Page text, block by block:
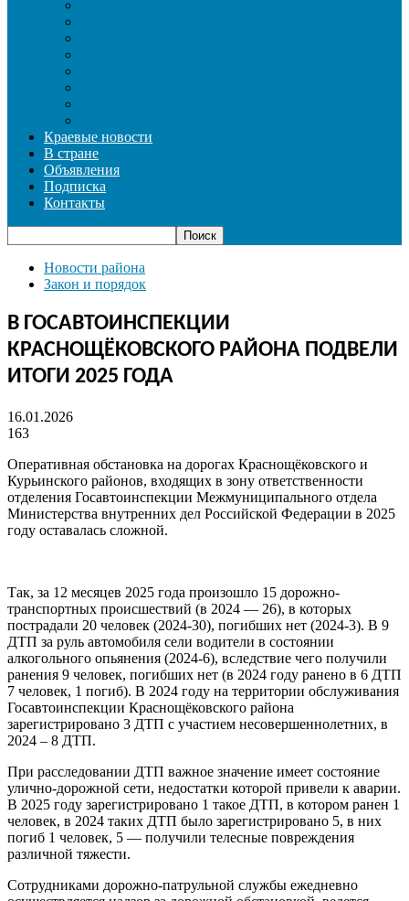
Краевые новости
В стране
Объявления
Подписка
Контакты
Новости района
Закон и порядок
В ГОСАВТОИНСПЕКЦИИ
КРАСНОЩЁКОВСКОГО РАЙОНА ПОДВЕЛИ
ИТОГИ 2025 ГОДА
16.01.2026
163
Оперативная обстановка на дорогах Краснощёковского и
Курьинского районов, входящих в зону ответственности
отделения Госавтоинспекции Межмуниципального отдела
Министерства внутренних дел Российской Федерации в 2025
году оставалась сложной.
Так, за 12 месяцев 2025 года произошло 15 дорожно-
транспортных происшествий (в 2024 — 26), в которых
пострадали 20 человек (2024-30), погибших нет (2024-3). В 9
ДТП за руль автомобиля сели водители в состоянии
алкогольного опьянения (2024-6), вследствие чего получили
ранения 9 человек, погибших нет (в 2024 году ранено в 6 ДТП
7 человек, 1 погиб). В 2024 году на территории обслуживания
Госавтоинспекции Краснощёковского района
зарегистрировано 3 ДТП с участием несовершеннолетних, в
2024 – 8 ДТП.
При расследовании ДТП важное значение имеет состояние
улично-дорожной сети, недостатки которой привели к аварии.
В 2025 году зарегистрировано 1 такое ДТП, в котором ранен 1
человек, в 2024 таких ДТП было зарегистрировано 5, в них
погиб 1 человек, 5 — получили телесные повреждения
различной тяжести.
Сотрудниками дорожно-патрульной службы ежедневно